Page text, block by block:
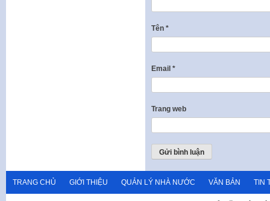
Tên *
Email *
Trang web
TRANG CHỦ GIỚI THIỆU QUẢN LÝ NHÀ NƯỚC VĂN BẢN TIN